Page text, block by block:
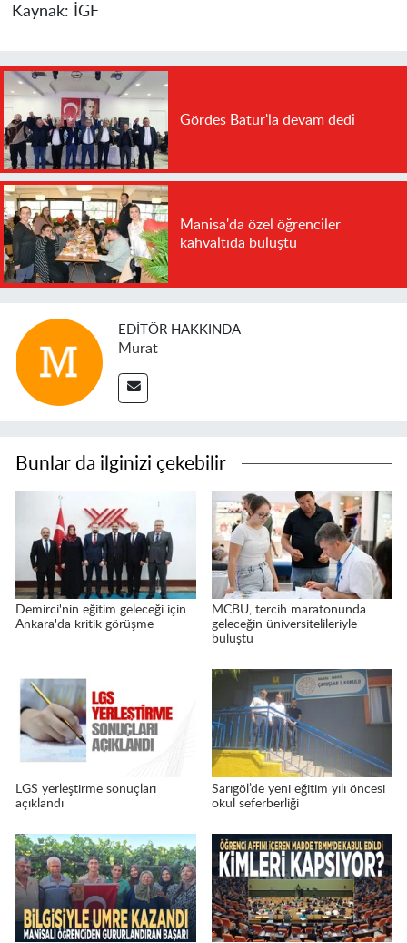
Kaynak: İGF
Gördes Batur'la devam dedi
Manisa'da özel öğrenciler
kahvaltıda buluştu
EDITÖR HAKKINDA
Murat
Bunlar da ilginizi çekebilir
Demirci'nin eğitim geleceği için
Ankara'da kritik görüşme
MCBÜ, tercih maratonunda
geleceğin üniversitelileriyle
buluştu
LGS yerleştirme sonuçları
açıklandı
Sarıgöl’de yeni eğitim yılı öncesi
okul seferberliği